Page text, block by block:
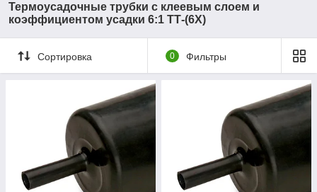
Термоусадочные трубки с клеевым слоем и
коэффициентом усадки 6:1 ТТ-(6Х)
Сортировка 0 Фильтры